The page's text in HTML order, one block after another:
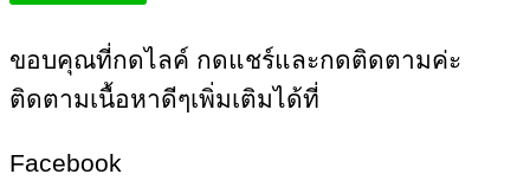
ขอบคุณที่กดไลค์ กดแชร์และกดติดตามค่ะ
ติดตามเนื้อหาดีๆเพิ่มเติมได้ที่
Facebook